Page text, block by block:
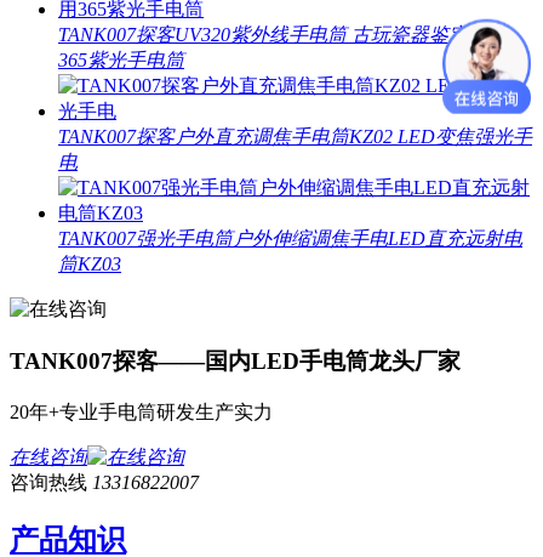
TANK007探客UV320紫外线手电筒 古玩瓷器鉴定专用
365紫光手电筒
TANK007探客户外直充调焦手电筒KZ02 LED变焦强光手
电
TANK007强光手电筒户外伸缩调焦手电LED直充远射电
筒KZ03
TANK007探客——国内LED手电筒龙头厂家
20年+专业手电筒研发生产实力
在线咨询
咨询热线 13316822007
产品知识